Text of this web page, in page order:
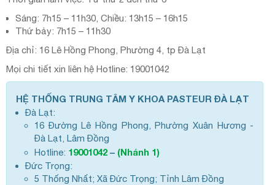
Sáng: 7h15 – 11h30, Chiều: 13h15 – 16h15
Thứ bảy: 7h15 – 11h30
Địa chỉ: 16 Lê Hồng Phong, Phường 4, tp Đà Lạt
Mọi chi tiết xin liên hệ Hotline: 19001042
HỆ THỐNG TRUNG TÂM Y KHOA PASTEUR ĐÀ LẠT
Đà Lạt:
16 Đường Lê Hồng Phong, Phường Xuân Hương -
Đà Lạt, Lâm Đồng
Hotline: 19001042 – (Nhánh 1)
Đức Trọng:
5 Thống Nhất; Xã Đức Trọng; Tỉnh Lâm Đồng